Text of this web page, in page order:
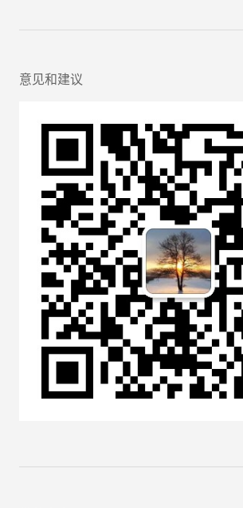
意见和建议